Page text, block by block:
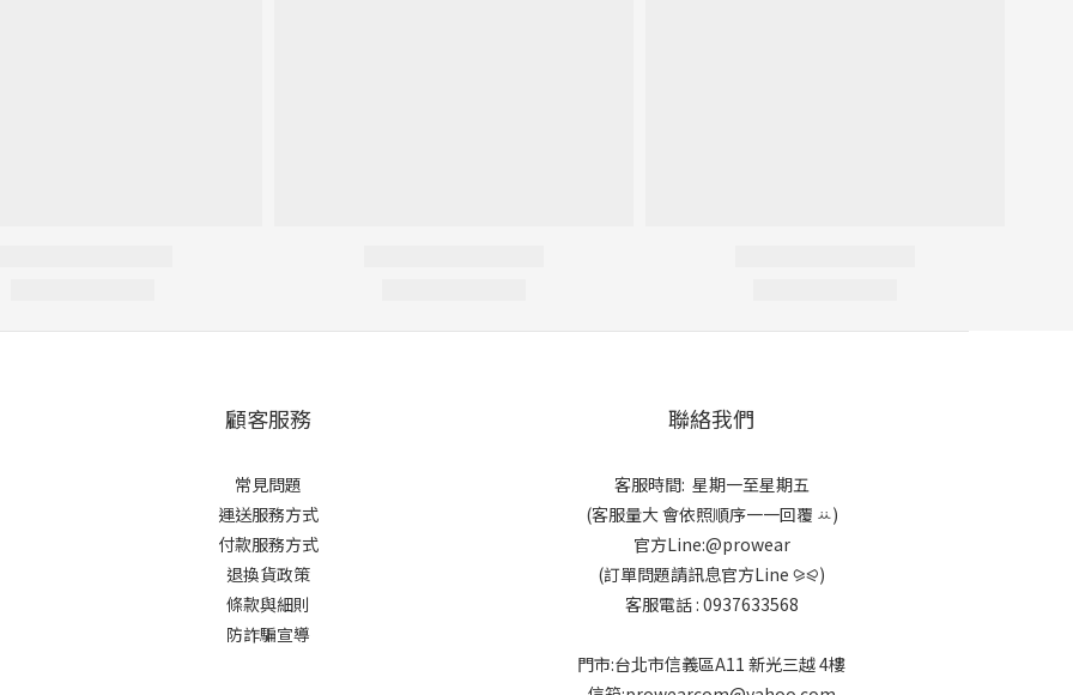
顧客服務
常見問題
運送服務方式
付款服務方式
退換貨政策
條款與細則
防詐騙宣導
聯絡我們
客服時間: 星期一至星期五
(客服量大 會依照順序一一回覆 ꕁ)
官方Line:@prowear
(訂單問題請訊息官方Line ⪩⪨)
客服電話 : 0937633568
門市:台北市信義區A11 新光三越 4樓